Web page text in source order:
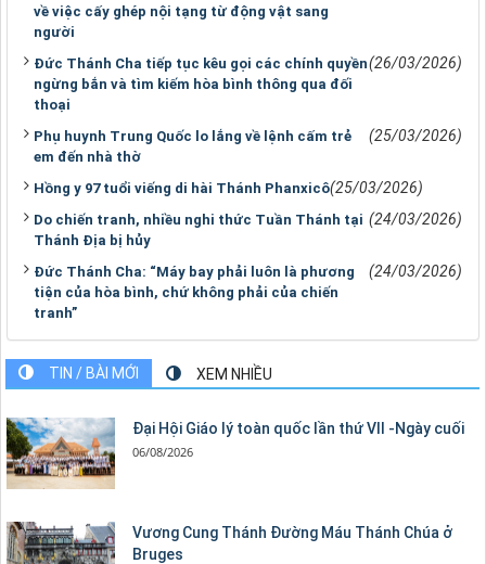
về việc cấy ghép nội tạng từ động vật sang
người
Đức Thánh Cha tiếp tục kêu gọi các chính quyền
ngừng bắn và tìm kiếm hòa bình thông qua đối
thoại
(26/03/2026)
Phụ huynh Trung Quốc lo lắng về lệnh cấm trẻ
em đến nhà thờ
(25/03/2026)
Hồng y 97 tuổi viếng di hài Thánh Phanxicô(25/03/2026)
Do chiến tranh, nhiều nghi thức Tuần Thánh tại
Thánh Địa bị hủy
(24/03/2026)
Đức Thánh Cha: “Máy bay phải luôn là phương
tiện của hòa bình, chứ không phải của chiến
tranh”
(24/03/2026)
TIN / BÀI MỚI XEM NHIỀU
Đại Hội Giáo lý toàn quốc lần thứ VII -Ngày cuối
06/08/2026
Vương Cung Thánh Ðường Máu Thánh Chúa ở
Bruges